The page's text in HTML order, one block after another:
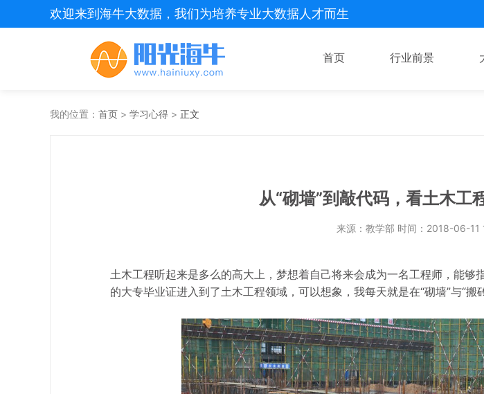
欢迎来到海牛大数据，我们为培养专业大数据人才而生
首页 行业前景
我的位置： 首页 > 学习心得 > 正文
从“砌墙”到敲代码，看土木工
来源：教学部 时间：2018-06-
土木工程听起来是多么的高大上，梦想着自己将来会成为一名工程师，能
的大专毕业证进入到了土木工程领域，可以想象，我每天就是在“砌墙”与“